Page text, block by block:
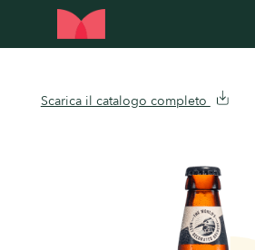
Scarica il catalogo completo